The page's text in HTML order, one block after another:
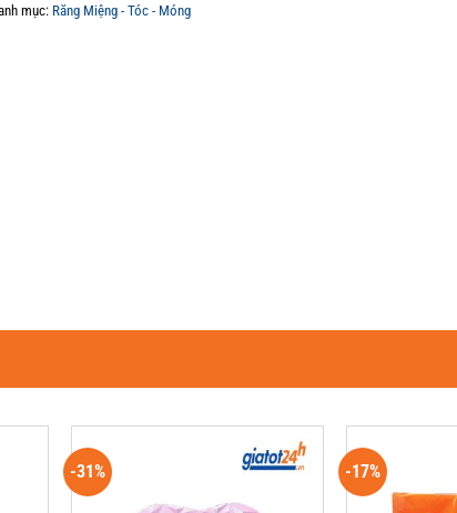
mục: Răng Miệng - Tóc - Móng
-31% -17%